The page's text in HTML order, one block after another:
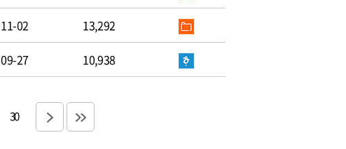
02 13,292
27 10,938
30